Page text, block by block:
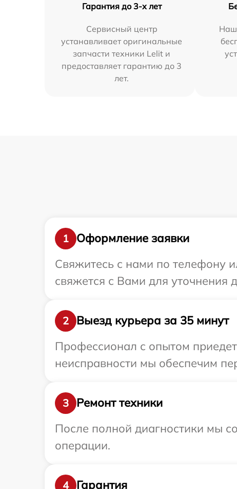
Гарантия до 3-х лет
Сервисный центр
устанавливает оригинальные
запчасти техники Lelit и
предоставляет гарантию до 3
лет.
Наш
1
Оформление заявки
Свяжитесь с нами по телефону
свяжется с Вами для уточнения
2
Выезд курьера за 35 минут
Профессионал с опытом
неисправности мы обеспечим
3
Ремонт техники
После полной диагностики мы
операции.
4
Гарантия